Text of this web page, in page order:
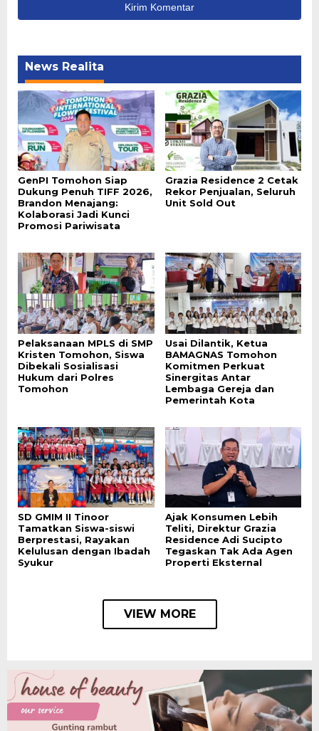
News Realita
GenPI Tomohon Siap
Dukung Penuh TIFF 2026,
Brandon Menajang:
Kolaborasi Jadi Kunci
Promosi Pariwisata
Grazia Residence 2 Cetak
Rekor Penjualan, Seluruh
Unit Sold Out
Pelaksanaan MPLS di SMP
Kristen Tomohon, Siswa
Dibekali Sosialisasi
Hukum dari Polres
Tomohon
Usai Dilantik, Ketua
BAMAGNAS Tomohon
Komitmen Perkuat
Sinergitas Antar
Lembaga Gereja dan
Pemerintah Kota
SD GMIM II Tinoor
Tamatkan Siswa-siswi
Berprestasi, Rayakan
Kelulusan dengan Ibadah
Syukur
Ajak Konsumen Lebih
Teliti, Direktur Grazia
Residence Adi Sucipto
Tegaskan Tak Ada Agen
Properti Eksternal
VIEW MORE